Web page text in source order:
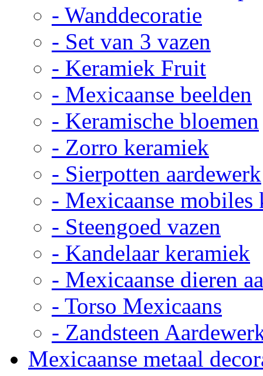
- Wanddecoratie
- Set van 3 vazen
- Keramiek Fruit
- Mexicaanse beelden
- Keramische bloemen
- Zorro keramiek
- Sierpotten aardewerk
- Mexicaanse mobiles
- Steengoed vazen
- Kandelaar keramiek
- Mexicaanse dieren
- Torso Mexicaans
- Zandsteen
Mexicaanse metaal